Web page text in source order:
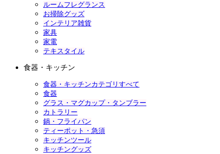
ルームフレグランス
お掃除グッズ
インテリア雑貨
家具
家電
テキスタイル
食器・キッチン
食器・キッチンカテゴリすべて
食器
グラス・マグカップ・タンブラー
カトラリー
鍋・フライパン
ティーポット・急須
キッチンツール
キッチングッズ